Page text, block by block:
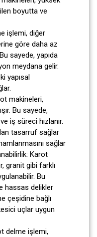
boyutta ve
işlemi, diğer
göre daha az
sayede, yapıda
meydana gelir.
yapısal
makineleri,
Bu sayede,
iş süreci hızlanır.
tasarruf sağlar
sağlar
Karot
granit gibi farklı
Bu
hassas delikler
çeşidine bağlı
uçlar uygun
delme işlemi,